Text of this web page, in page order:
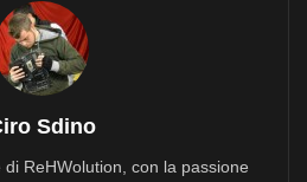
Sdino
ReHWolution, con la passione